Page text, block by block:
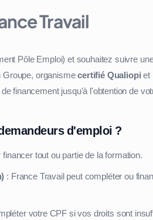
Travail
Pôle Emploi) et souhaitez suivre
Groupe, organismecertifié Qualiopi et
financement jusqu'à l'obtention de
d'emploi ?
tout ou partie de la formation.
: France Travail peut compléter ou
votre CPF si vos droits sont